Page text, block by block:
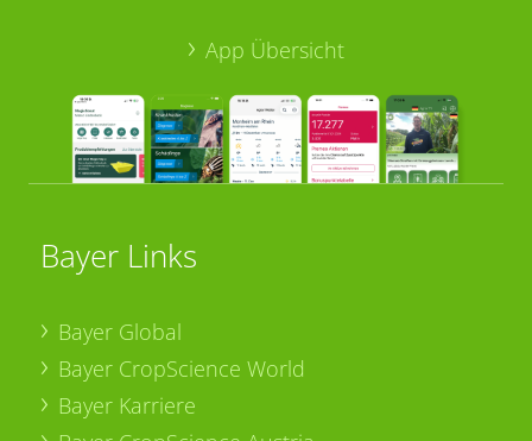
App Übersicht
Bayer Links
Bayer Global
Bayer CropScience World
Bayer Karriere